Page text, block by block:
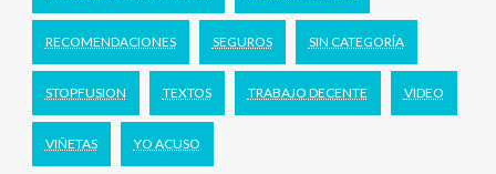
RECOMENDACIONES SEGUROS SIN CATEGORÍA
STOPFUSION TEXTOS TRABAJO DECENTE VIDEO
VIÑETAS YO ACUSO